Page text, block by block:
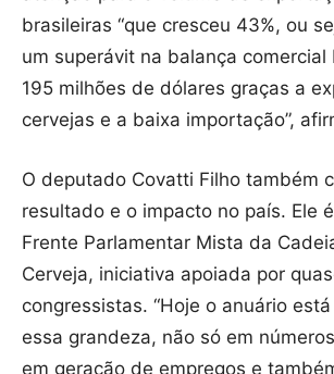
brasileiras “que cresceu 43%, ou
um superávit na balança comercial
195 milhões de dólares graças a
cervejas e a baixa importação”,
O deputado Covatti Filho também
resultado e o impacto no país. Ele
Frente Parlamentar Mista da
Cerveja, iniciativa apoiada por
congressistas. “Hoje o anuário
essa grandeza, não só em
em geração de empregos e